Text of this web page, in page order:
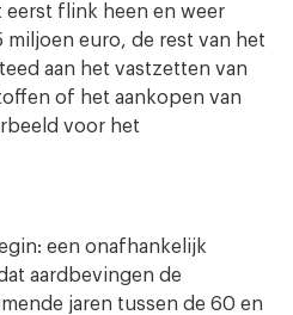
flink heen en weer
euro, de rest van het
aan het vastzetten van
of het aankopen van
voor het
een onafhankelijk
aardbevingen de
jaren tussen de 60 en